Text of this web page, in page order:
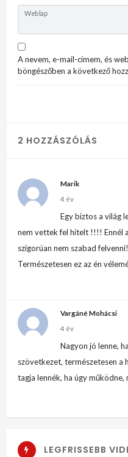
Weblap
A nevem, e-mail-címem, és
böngészőben a következő
2 HOZZÁSZÓLÁS
Marik
4 év
Egy biztos a világ
nem vettek fel hitelt !!!! Ennél
szigorúan nem szabad felvenni!
Természetesen ez az én
Vargáné Mohácsi
4 év
Nagyon jó lenne,
szövetkezet, természetesen a
tagja lennék, ha úgy
LEGFRISSEBB